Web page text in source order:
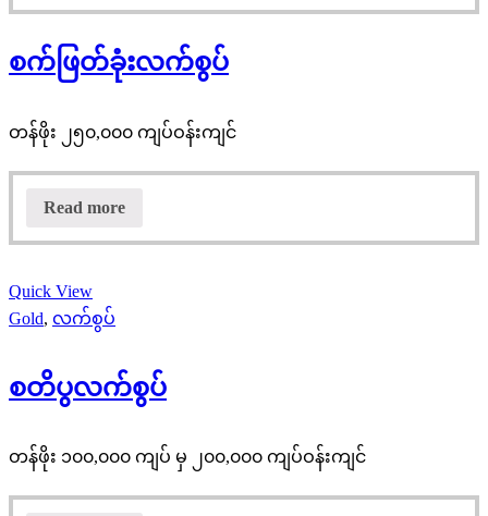
စက်ဖြတ်ခုံးလက်စွပ်
တန်ဖိုး ၂၅၀,၀၀၀ ကျပ်ဝန်းကျင်
Read more
Quick View
Gold, လက်စွပ်
စတိပွလက်စွပ်
တန်ဖိုး ၁၀၀,၀၀၀ ကျပ် မှ ၂၀၀,၀၀၀ ကျပ်ဝန်းကျင်